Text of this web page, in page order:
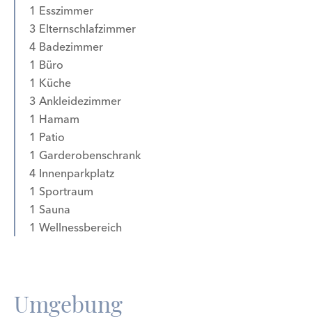
1 Esszimmer
3 Elternschlafzimmer
4 Badezimmer
1 Büro
1 Küche
3 Ankleidezimmer
1 Hamam
1 Patio
1 Garderobenschrank
4 Innenparkplatz
1 Sportraum
1 Sauna
1 Wellnessbereich
Umgebung